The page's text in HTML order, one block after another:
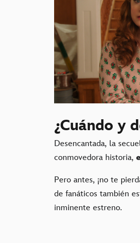
¿Cuándo y
Desencantada, la
conmovedora historia,
Pero antes, ¡no te
de fanáticos también
inminente estreno.